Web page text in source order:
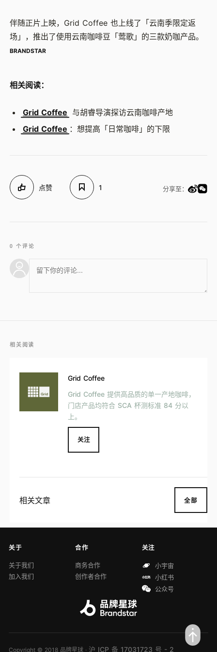
伴随正片上映，Grid Coffee 也上线了「云南季限定返
场」，推出了使用云南咖啡豆「莺歌」的三款奶咖产品。
BRANDSTAR
相关阅读：
Grid Coffee 与胡睿导演探访云南咖啡产地
Grid Coffee ：想提高「日常咖啡」的下限
点赞 1 分享至：
0 个评论
相关阅读
Grid Coffee
Grid Coffee 提供高品质的单一产地咖啡，
门店产品均符合 SCA 杯测标准 84 分以
上。
关注
相关文章 全部
关于
关于我们
加入我们
合作
商务合作
创作者合作
关注
小宇宙
小红书
公众号
Copyright © 2018 品牌星球 · 沪 ICP 备 17031723 号 - 2